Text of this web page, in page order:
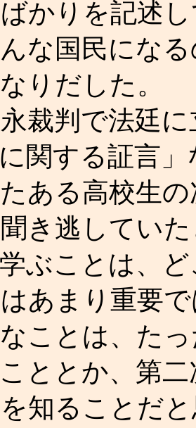
かりを記述
な国民にな
りだした。
裁判で法廷
関する証言
ある高校生
き逃してい
学ぶことは、
あまり重要
ことは、た
ととか、第
知ることだ